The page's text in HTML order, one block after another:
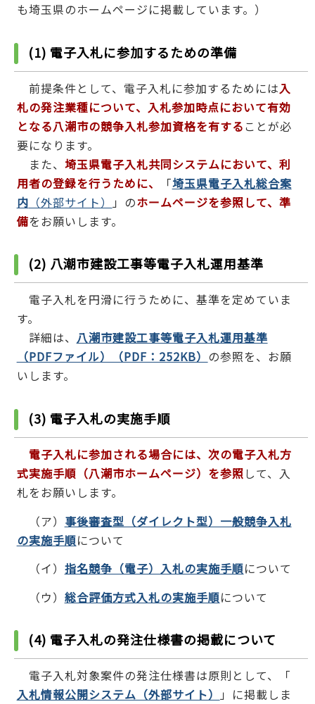
も埼玉県のホームページに掲載しています。）
(1) 電子入札に参加するための準備
前提条件として、電子入札に参加するためには入
札の発注業種について、 入札参加時点において有効
となる八潮市の競争入札参加資格を有する ことが必
要になります。
また、 埼玉県電子入札共同システムにおいて、利
用者の登録を行うために、
「埼玉県電子入札総合案
内 （外部サイト） 」のホームページを参照して、準
備をお願いします。
(2) 八潮市建設工事等電子入札運用基準
電子入札を円滑に行うために、基準を定めていま
す。
詳細は、 八潮市建設工事等電子入札運用基準
（PDFファイル）（PDF：252KB） の参照を、お願
いします。
(3) 電子入札の実施手順
電子入札に参加される場合には、次の電子入札方
式実施手順（八潮市ホームページ）を参照して、入
札をお願いします。
（ア） 事後審査型（ダイレクト型）一般競争入札
の実施手順について
（イ） 指名競争（電子）入札の実施手順について
（ウ） 総合評価方式入札の実施手順について
(4) 電子入札の発注仕様書の掲載について
電子入札対象案件の発注仕様書は原則として、「
入札情報公開システム（外部サイト）
」に掲載しま